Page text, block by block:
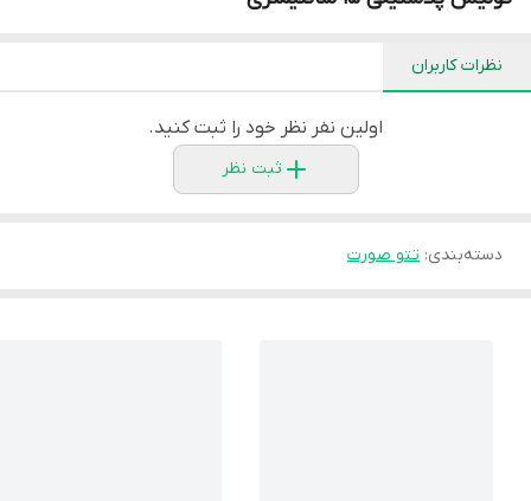
نظرات کاربران
اولین نفر نظر خود را ثبت کنید.
ثبت نظر
دسته‌بندی: تتو صورت